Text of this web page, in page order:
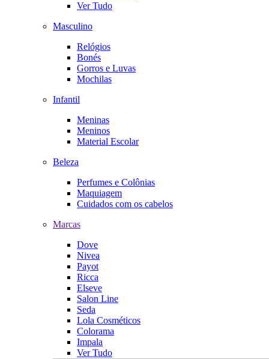
Ver Tudo
Masculino
Relógios
Bonés
Gorros e Luvas
Mochilas
Infantil
Meninas
Meninos
Material Escolar
Beleza
Perfumes e Colônias
Maquiagem
Cuidados com os cabelos
Marcas
Dove
Nivea
Payot
Ricca
Elseve
Salon Line
Seda
Lola Cosméticos
Colorama
Impala
Ver Tudo